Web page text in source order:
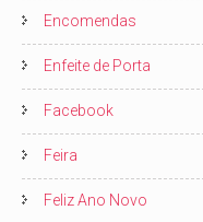
Encomendas
Enfeite de Porta
Facebook
Feira
Feliz Ano Novo